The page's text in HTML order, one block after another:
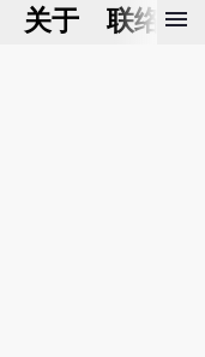
关于 联络我
menu